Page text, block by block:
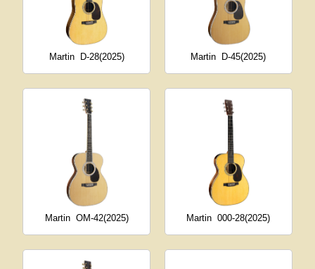
Martin D-28(2025) Martin D-45(2025)
Martin OM-42(2025) Martin 000-28(2025)